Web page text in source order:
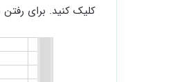
کلیک کنید. برای رفتن